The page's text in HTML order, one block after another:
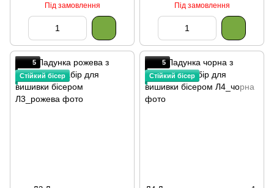
Під замовлення Під замовлення
5
Стійкий бісер
5
Стійкий бісер